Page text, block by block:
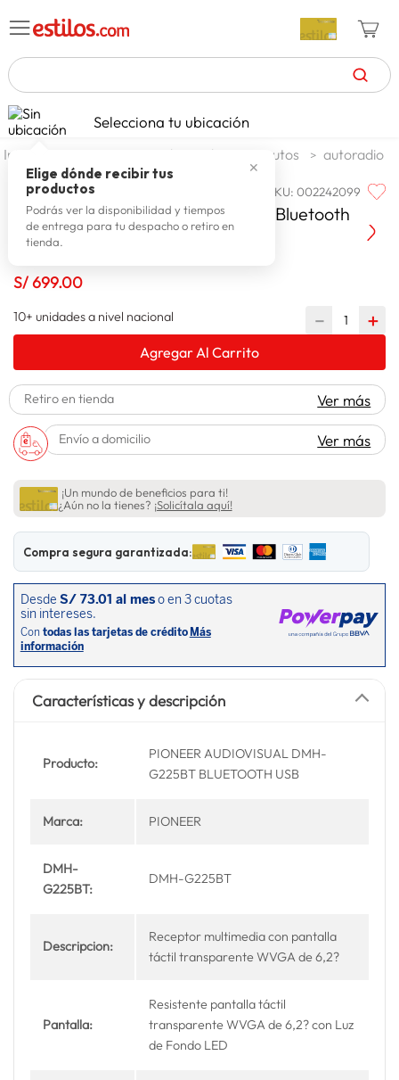
TÉRMINOS MÁS BUSCADOS
1. zapatillas mujer
2. celulares
3. zapatillas hombre
4. moda
terrex
9. spiderman
lavadora
Selecciona tu ubicación
✕
Elige dónde recibir tus
productos
Podrás ver la disponibilidad y tiempos
de entrega para tu despacho o retiro en
tienda.
audio y video para autos autoradio
PIONEER SKU:002242099
Pioneer Audiovisual Dmh-g225bt Bluetooth
S/699.00
10+ unidades a nivel nacional ＋
－
Agregar Al Carrito
Retiro en tienda Ver más
Envío a domicilio Ver más
¡Un mundo de beneficios para ti!
¿Aún no la tienes? ¡Solicítala aquí!
Compra segura garantizada:
Características y descripción
Producto:
PIONEER AUDIOVISUAL DMH-
G225BT BLUETOOTH USB
Marca: PIONEER
DMH-
G225BT:
DMH-G225BT
Descripcion:
Receptor multimedia con pantalla
táctil transparente WVGA de 6,2?
Pantalla:
Resistente pantalla táctil
transparente WVGA de 6,2? con Luz
de Fondo LED